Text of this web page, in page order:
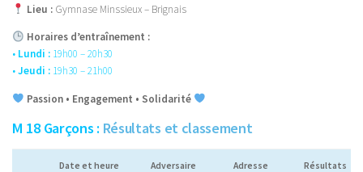
Lieu : Gymnase Minssieux – Brignais
Horaires d’entraînement :
• Lundi : 19h00 – 20h30
•Jeudi : 19h30 – 21h00
Passion • Engagement • Solidarité
M 18 Garçons : Résultats et classement
Date et heure Adversaire Adresse Résultats